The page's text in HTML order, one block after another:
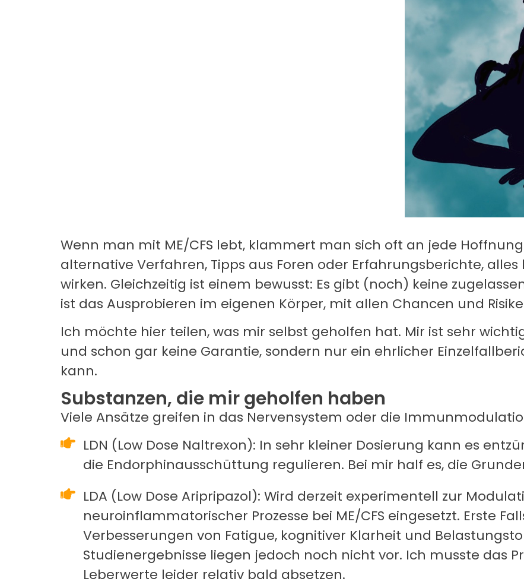
Wenn man mit ME/CFS lebt, klammert man sich oft an jede
alternative Verfahren, Tipps aus Foren oder Erfahrungsberichte,
wirken. Gleichzeitig ist einem bewusst: Es gibt (noch) keine
ist das Ausprobieren im eigenen Körper, mit allen Chancen und
Ich möchte hier teilen, was mir selbst geholfen hat. Mir ist sehr
und schon gar keine Garantie, sondern nur ein ehrlicher
kann.
Substanzen, die mir geholfen haben
Viele Ansätze greifen in das Nervensystem oder die
LDN (Low Dose Naltrexon): In sehr kleiner Dosierung kann es
die Endorphinausschüttung regulieren. Bei mir half es, die
LDA (Low Dose Aripripazol): Wird derzeit experimentell zur
neuroinflammatorischer Prozesse bei ME/CFS eingesetzt. Erste
Verbesserungen von Fatigue, kognitiver Klarheit und
Studienergebnisse liegen jedoch noch nicht vor. Ich musste das
Leberwerte leider relativ bald absetzen.